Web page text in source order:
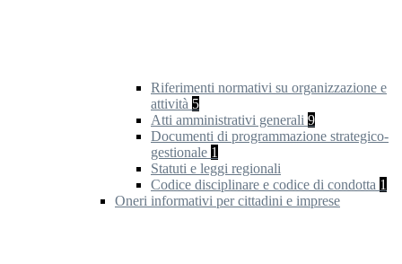
Riferimenti normativi su organizzazione e
attività 5
Atti amministrativi generali 9
Documenti di programmazione strategico-
gestionale 1
Statuti e leggi regionali
Codice disciplinare e codice di condotta 1
Oneri informativi per cittadini e imprese